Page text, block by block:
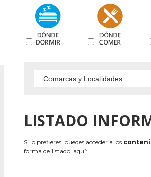
LISTADO
Si lo prefieres, puedes acceder a los
forma de listado, aquí: